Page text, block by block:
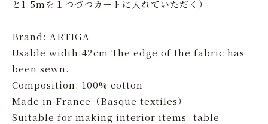
と1.5mを１つづつカートに入れていただく）
Brand: ARTIGA
Usable width:42cm The edge of the fabric has
been sewn.
Composition: 100% cotton
Made in France（Basque textiles）
Suitable for making interior items, table